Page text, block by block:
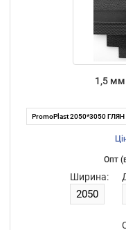
1,5
Опт
Ширина: